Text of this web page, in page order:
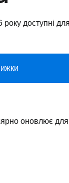
доступні для
оновлює
до
спільнота